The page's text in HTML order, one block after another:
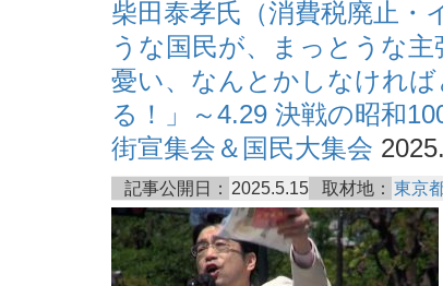
柴田泰孝氏（消費税廃止・
うな国民が、まっとうな
憂い、なんとかしなけれ
る！」～4.29 決戦の昭和
街宣集会＆国民大集会
記事公開日： 2025.5.15 取材地： 東京